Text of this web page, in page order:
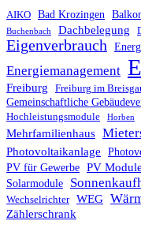
AIKO Bad Krozingen
Buchenbach Dachbelegung
Eigenverbrauch
Energiemanagement
Freiburg Freiburg im
Gemeinschaftliche
Hochleistungsmodule Horben
Mehrfamilienhaus
Photovoltaikanlage
PV für Gewerbe PV Module
Solarmodule
Wechselrichter
WEG
Zählerschrank